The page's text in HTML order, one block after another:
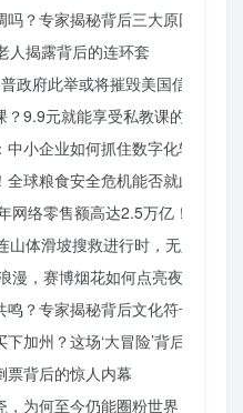
？专家揭秘背后三大原因
人揭露背后的连环套
政府此举或将摧毁美国信誉？
9.9元就能享受私教课的秘密
中小企业如何抓住数字化转型的
球粮食安全危机能否就此终结？
网络零售额高达2.5万亿！你还在
山体滑坡搜救进行时，无人机遥
，赛博烟花如何点亮夜空？
？专家揭秘背后文化符号的力量
加州？这场‘大冒险’背后藏着什
票背后的惊人内幕
为何至今仍能圈粉世界？揭秘